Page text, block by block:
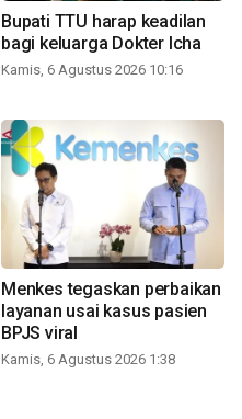
Bupati TTU harap keadilan
bagi keluarga Dokter Icha
Kamis, 6 Agustus 2026 10:16
Menkes tegaskan perbaikan
layanan usai kasus pasien
BPJS viral
Kamis, 6 Agustus 2026 1:38